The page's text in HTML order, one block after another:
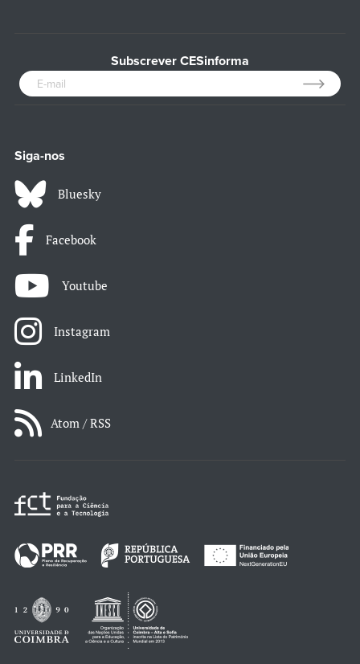
Subscrever CESinforma
Siga-nos
Bluesky
Facebook
Youtube
Instagram
LinkedIn
Atom / RSS